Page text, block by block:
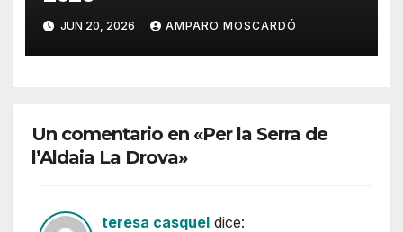
JUN 20, 2026 AMPARO MOSCARDÓ
Un comentario en «Per la Serra de
l’Aldaia La Drova»
teresa casquel dice: